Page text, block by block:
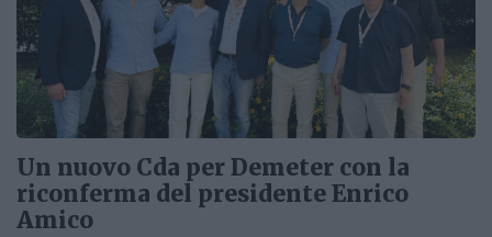
Un nuovo Cda per Demeter con la
riconferma del presidente Enrico
Amico